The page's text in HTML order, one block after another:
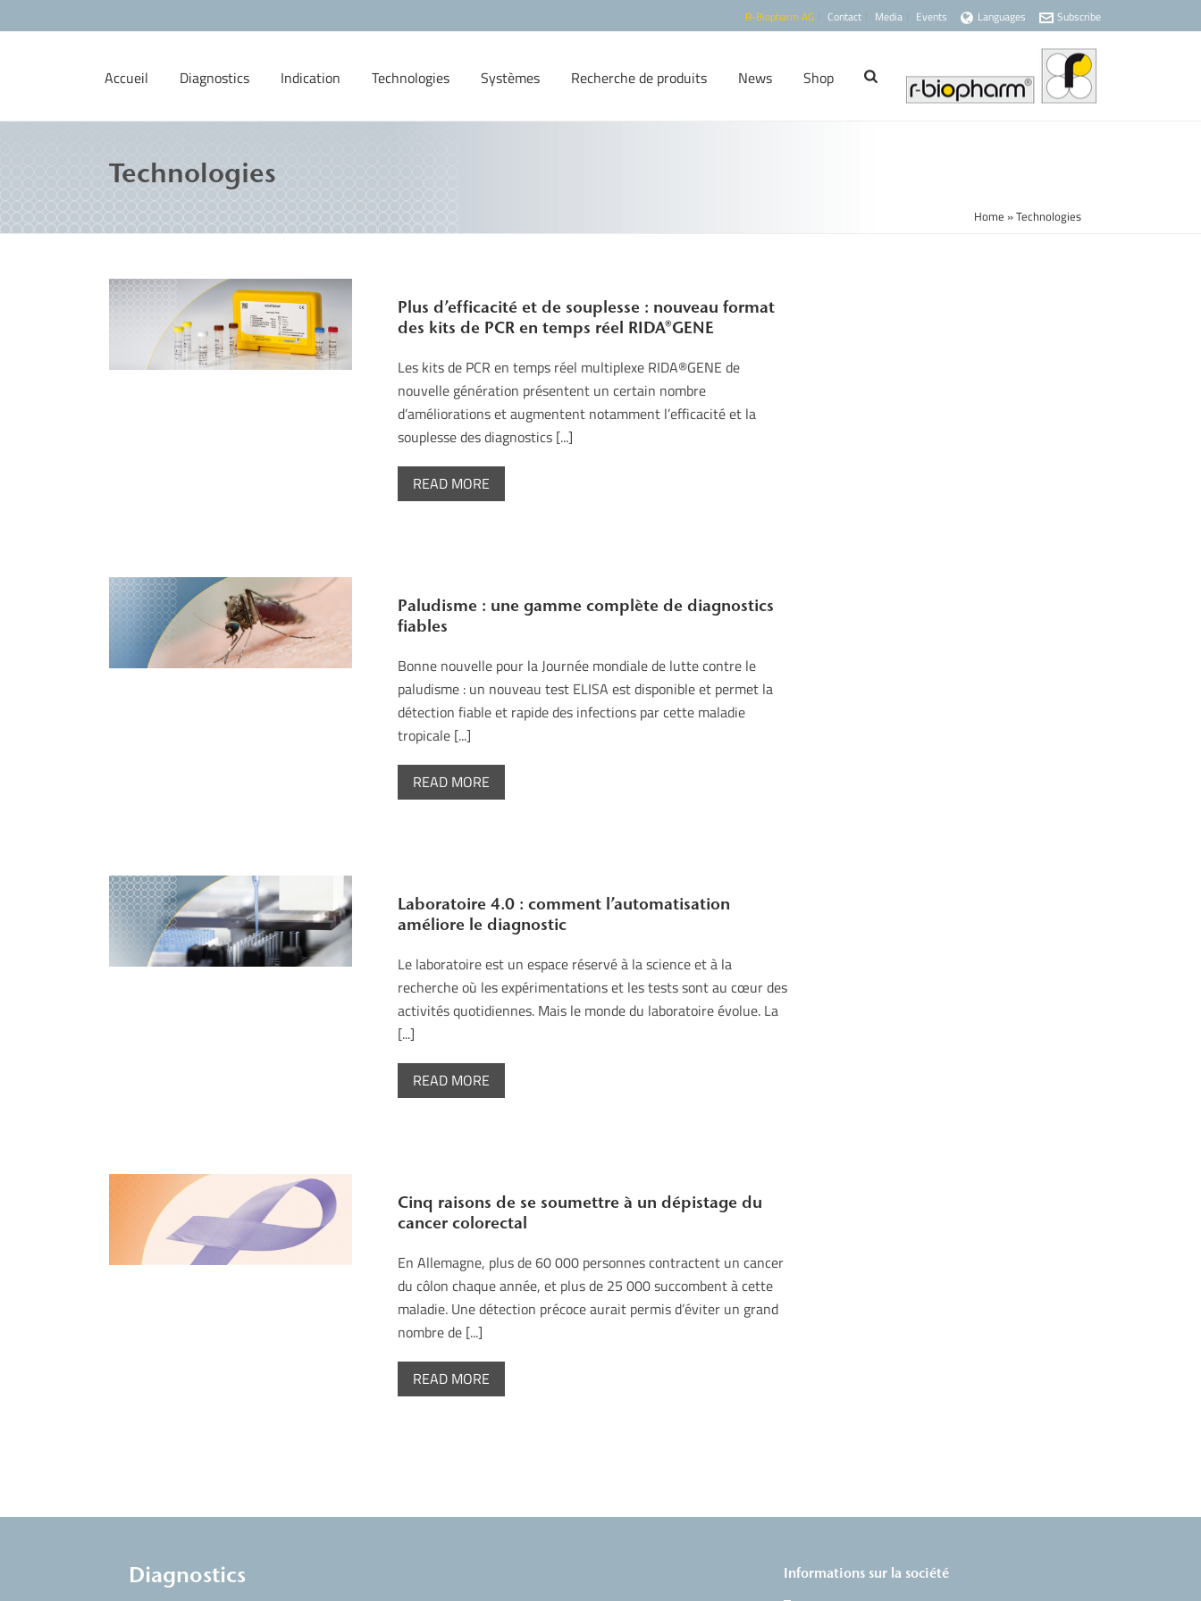
R-Biopharm AG Contact Media Events Languages Subscribe
Accueil Diagnostics Indication Technologies Systèmes Recherche de produits News Shop
Technologies
Home »Technologies
Plus d’efficacité et de souplesse : nouveau format
des kits de PCR en temps réel RIDA®GENE
Les kits de PCR en temps réel multiplexe RIDA®GENE de
nouvelle génération présentent un certain nombre
d’améliorations et augmentent notamment l’efficacité et la
souplesse des diagnostics [...]
READ MORE
Paludisme : une gamme complète de diagnostics
fiables
Bonne nouvelle pour la Journée mondiale de lutte contre le
paludisme : un nouveau test ELISA est disponible et permet la
détection fiable et rapide des infections par cette maladie
tropicale [...]
READ MORE
Laboratoire 4.0 : comment l’automatisation
améliore le diagnostic
Le laboratoire est un espace réservé à la science et à la
recherche où les expérimentations et les tests sont au cœur des
activités quotidiennes. Mais le monde du laboratoire évolue. La
[...]
READ MORE
Cinq raisons de se soumettre à un dépistage du
cancer colorectal
En Allemagne, plus de 60 000 personnes contractent un cancer
du côlon chaque année, et plus de 25 000 succombent à cette
maladie. Une détection précoce aurait permis d’éviter un grand
nombre de [...]
READ MORE
Diagnostics Informations sur la société